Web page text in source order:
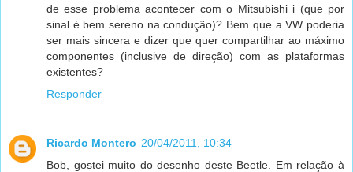
de esse problema acontecer com o Mitsubishi i (que por
sinal é bem sereno na condução)? Bem que a VW poderia
ser mais sincera e dizer que quer compartilhar ao máximo
componentes (inclusive de direção) com as plataformas
existentes?
Responder
Ricardo Montero 20/04/2011, 10:34
Bob, gostei muito do desenho deste Beetle. Em relação à